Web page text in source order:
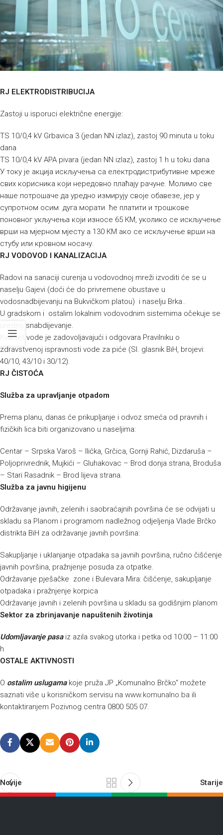
RJ ELEKTRODISTRIBUCIJA
Zastoji u isporuci električne energije:
TS 10/0,4 kV Grbavica 3 (jedan NN izlaz), zastoj 90 minuta u toku
dana
TS 10/0,4 kV APA pivara (jedan NN izlaz), zastoj 1 h u toku dana
У току је акција искључења са електродистрибутивне мреже
свих корисника који нередовно плаћају рачуне. Молимо све
наше потрошаче да уредно измирују своје обавезе, јер у
супротном осим дуга морати ће платити и трошкове
поновног укључења који износе 65 КМ, уколико се искључење
врши на мјерном мјесту а 130 КМ ако се искључење врши на
стубу или кровном носачу.
RJ VODOVOD I KANALIZACIJA
Radovi na sanaciji curenja u vodovodnoj mreži izvoditi će se u
naselju Gajevi (doći će do privremene obustave u
vodosnadbijevanju na Bukvičkom platou) i naselju Brka..
U gradskom i ostalim lokalnim vodovodnim sistemima očekuje se
uredno snabdijevanje.
Kvalitet vode je zadovoljavajući i odgovara Pravilniku o
zdravstvenoj ispravnosti vode za piće (Sl. glasnik BiH, brojevi:
40/10, 43/10 i 30/12).
RJ ČISTOĆA
Služba za upravljanje otpadom
Prema planu, danas će prikupljanje i odvoz smeća od pravnih i
fizičkih lica biti organizovano u naseljima:
Centar – Srpska Varoš – Ilićka, Grčica, Gornji Rahić, Dizdaruša –
Poljoprivrednik, Mujkići – Gluhakovac – Brod donja strana, Broduša
– Stari Rasadnik – Brod lijeva strana.
Služba za javnu higijenu
Održavanje javnih, zelenih i saobraćajnih površina će se odvijati u
skladu sa Planom i programom nadležnog odjeljenja Vlade Brčko
distrikta BiH za održavanje javnih površina:
Sakupljanje i uklanjanje otpadaka sa javnih površina, ručno čišćenje
javnih površina, pražnjenje posuda za otpatke.
Održavanje pješačke zone i Bulevara Mira: čišćenje, sakupljanje
otpadaka i pražnjenje korpica
Održavanje javnih i zelenih površina u skladu sa godišnjim planom
Sektor za zbrinjavanje napuštenih životinja
Udomljavanje pasaiz azila svakog utorka i petka od 10:00 – 11:00
h
OSTALE AKTIVNOSTI
O ostalim uslugamakoje pruža JP „Komunalno Brčko“ možete
saznati više u korisničkom servisu na www.komunalno.ba ili
kontaktiranjem Pozivnog centra 0800 505 07.
Novije Starije